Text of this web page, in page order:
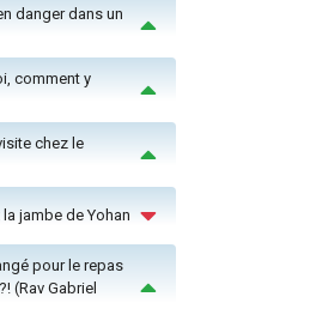
danger dans un
comment y
chez le
la jambe de Yohan
pour le repas
(Rav Gabriel